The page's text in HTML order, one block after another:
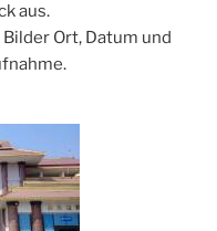
aus.
Ort, Datum und